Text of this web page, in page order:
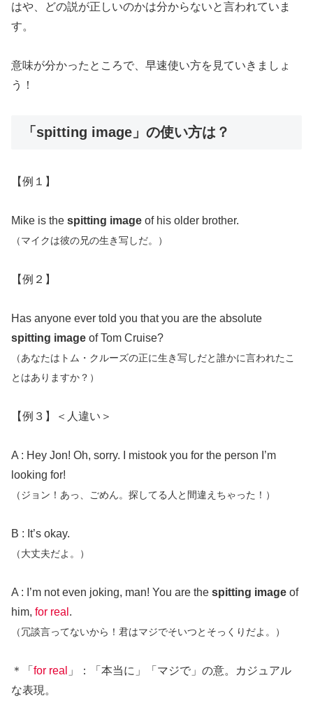
はや、どの説が正しいのかは分からないと言われていま
す。
意味が分かったところで、早速使い方を見ていきましょ
う！
「spitting image」の使い方は？
【例１】
Mike is the spitting image of his older brother.
（マイクは彼の兄の生き写しだ。）
【例２】
Has anyone ever told you that you are the absolute
spitting image of Tom Cruise?
（あなたはトム・クルーズの正に生き写しだと誰かに言われたこ
とはありますか？）
【例３】＜人違い＞
A : Hey Jon! Oh, sorry. I mistook you for the person I’m
looking for!
（ジョン！あっ、ごめん。探してる人と間違えちゃった！）
B : It’s okay.
（大丈夫だよ。）
A : I’m not even joking, man! You are the spitting image of
him, for real .
（冗談言ってないから！君はマジでそいつとそっくりだよ。）
＊「 for real
」：「本当に」「マジで」の意。カジュアル
な表現。